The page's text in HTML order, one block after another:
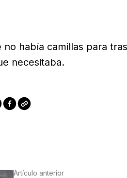
no había camillas para
necesitaba.
Artículo anterior